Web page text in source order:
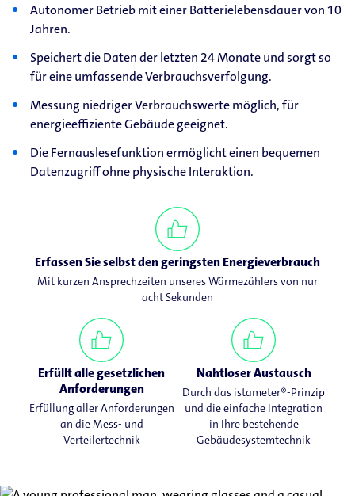
Autonomer Betrieb mit einer Batterielebensdauer von 10
Jahren.
Speichert die Daten der letzten 24 Monate und sorgt so
für eine umfassende Verbrauchsverfolgung.
Messung niedriger Verbrauchswerte möglich, für
energieeffiziente Gebäude geeignet.
Die Fernauslesefunktion ermöglicht einen bequemen
Datenzugriff ohne physische Interaktion.
Erfassen Sie selbst den geringsten Energieverbrauch
Mit kurzen Ansprechzeiten unseres Wärmezählers von nur
acht Sekunden
Erfüllt alle gesetzlichen
Anforderungen
Erfüllung aller Anforderungen
an die Mess- und
Verteilertechnik
Nahtloser Austausch
Durch das istameter®-Prinzip
und die einfache Integration
in Ihre bestehende
Gebäudesystemtechnik